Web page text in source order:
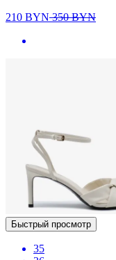
210 BYN350BYN
Быстрый просмотр
35